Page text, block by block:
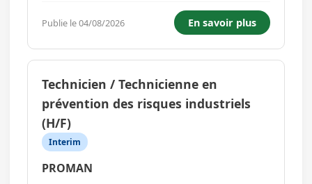
Assurer le diagnostic des pannes électriques,
automatisme et instrumentation. Réaliser les
interventions curatives afin de ...
Publie le 04/08/2026 En savoir plus
Technicien / Technicienne en
prévention des risques industriels
(H/F)
Interim
PROMAN